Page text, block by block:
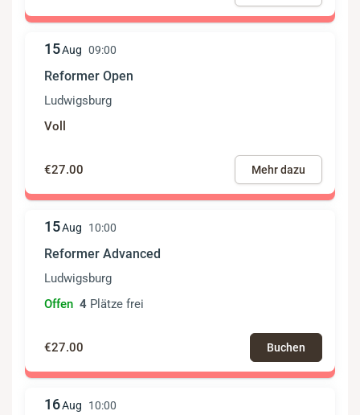
15Aug 09:00
Reformer Open
Ludwigsburg
Voll
€27.00 Mehr dazu
15Aug 10:00
Reformer Advanced
Ludwigsburg
Offen 4 Plätze frei
€27.00 Buchen
16Aug 10:00